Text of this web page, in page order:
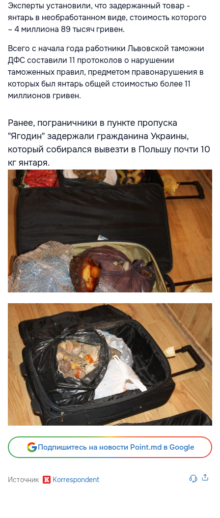
Эксперты установили, что задержанный товар -
янтарь в необработанном виде, стоимость которого
– 4 миллиона 89 тысяч гривен.
Всего с начала года работники Львовской таможни
ДФС составили 11 протоколов о нарушении
таможенных правил, предметом правонарушения в
которых был янтарь общей стоимостью более 11
миллионов гривен.
Ранее, пограничники в пункте пропуска
"Ягодин" задержали гражданина Украины,
который собирался вывезти в Польшу почти 10
кг янтаря.
Подпишитесь на новости Point.md в Google
Источник Korrespondent